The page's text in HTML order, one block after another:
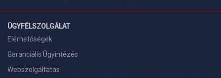
ÜGYFÉLSZOLGÁLAT
Elérhetőségek
Garanciális Ügyintézés
Webszolgáltatás